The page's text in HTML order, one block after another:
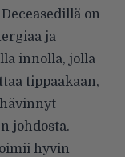
on
ja
innolla, jolla
tippaakaan,
johdosta.
hyvin